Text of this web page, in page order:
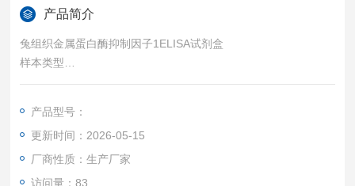
产品简介
兔组织金属蛋白酶抑制因子1ELISA试剂盒
样本类型
血清、血浆或其他相关生物液体。
可检测样本中的：Rabbit Tissue Inhibitors Of Metalloproteinase
1 (TIMP1)，且与其它相关蛋白无明显交叉反应。
重复性
批内，批间差均<10%。
产品型号：
更新时间：2026-05-15
厂商性质：生产厂家
访问量：83